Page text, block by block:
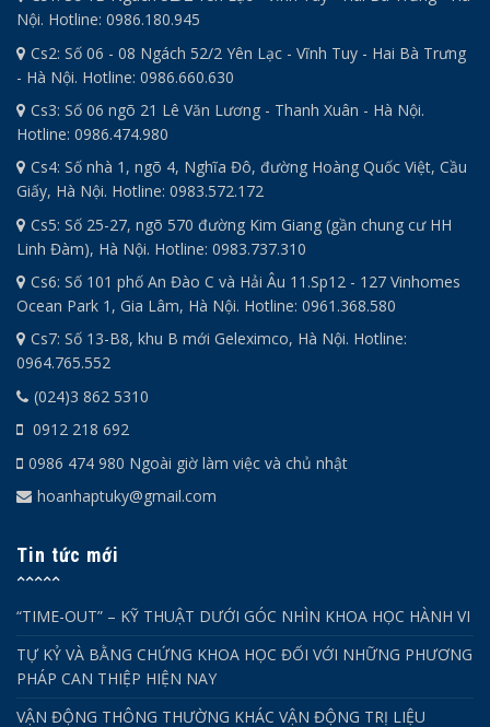
Nội. Hotline: 0986.180.945
Cs2: Số 06 - 08 Ngách 52/2 Yên Lạc - Vĩnh Tuy - Hai Bà Trưng
- Hà Nội. Hotline: 0986.660.630
Cs3: Số 06 ngõ 21 Lê Văn Lương - Thanh Xuân - Hà Nội.
Hotline: 0986.474.980
Cs4: Số nhà 1, ngõ 4, Nghĩa Đô, đường Hoàng Quốc Việt, Cầu
Giấy, Hà Nội. Hotline: 0983.572.172
Cs5: Số 25-27, ngõ 570 đường Kim Giang (gần chung cư HH
Linh Đàm), Hà Nội. Hotline: 0983.737.310
Cs6: Số 101 phố An Đào C và Hải Âu 11.Sp12 - 127 Vinhomes
Ocean Park 1, Gia Lâm, Hà Nội. Hotline: 0961.368.580
Cs7: Số 13-B8, khu B mới Geleximco, Hà Nội. Hotline:
0964.765.552
(024)3 862 5310
0912 218 692
0986 474 980 Ngoài giờ làm việc và chủ nhật
hoanhaptuky@gmail.com
Tin tức mới
“TIME-OUT” – KỸ THUẬT DƯỚI GÓC NHÌN KHOA HỌC HÀNH VI
TỰ KỶ VÀ BẰNG CHỨNG KHOA HỌC ĐỐI VỚI NHỮNG PHƯƠNG
PHÁP CAN THIỆP HIỆN NAY
VẬN ĐỘNG THÔNG THƯỜNG KHÁC VẬN ĐỘNG TRỊ LIỆU